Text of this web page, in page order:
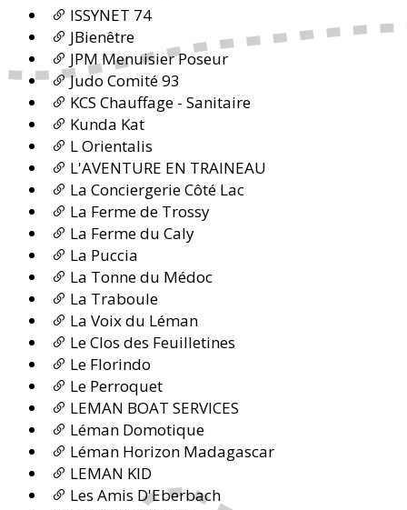
ISSYNET 74
JBienêtre
JPM Menuisier Poseur
Judo Comité 93
KCS Chauffage - Sanitaire
Kunda Kat
L Orientalis
L'AVENTURE EN TRAINEAU
La Conciergerie Côté Lac
La Ferme de Trossy
La Ferme du Caly
La Puccia
La Tonne du Médoc
La Traboule
La Voix du Léman
Le Clos des Feuilletines
Le Florindo
Le Perroquet
LEMAN BOAT SERVICES
Léman Domotique
Léman Horizon Madagascar
LEMAN KID
Les Amis D'Eberbach